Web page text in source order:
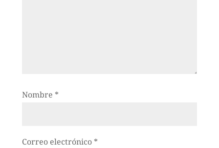
Nombre *
Correo electrónico *